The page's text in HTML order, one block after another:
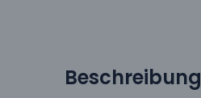
Beschreibung